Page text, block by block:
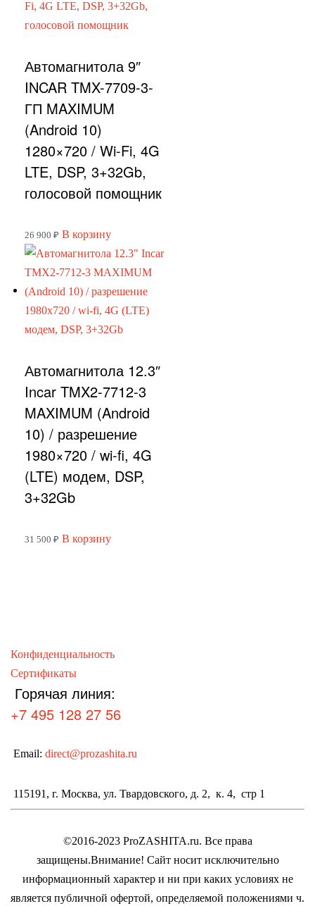
Автомагнитола 9″
INCAR TMX-7709-3-
ГП MAXIMUM
(Android 10)
1280×720 / Wi-Fi, 4G
LTE, DSP, 3+32Gb,
голосовой помощник
26 900 ₽ В корзину
Автомагнитола 12.3″
Incar TMX2-7712-3
MAXIMUM (Android
10) / разрешение
1980×720 / wi-fi, 4G
(LTE) модем, DSP,
3+32Gb
31 500 ₽ В корзину
Конфиденциальность
Сертификаты
Горячая линия:
+7 495 128 27 56
Email: direct@prozashita.ru
115191, г. Москва, ул. Твардовского, д. 2, к. 4, стр 1
©2016-2023 ProZASHITA.ru. Все права
защищены.Внимание! Cайт носит исключительно
информационный характер и ни при каких условиях не
является публичной офертой, определяемой положениями ч.